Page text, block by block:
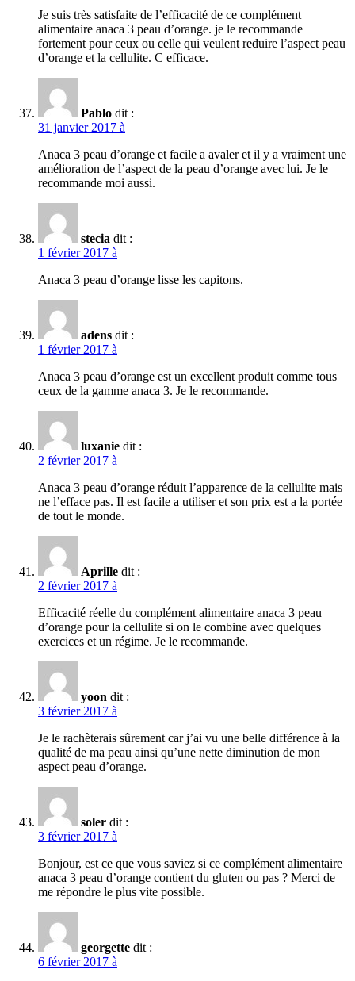
Je suis très satisfaite de l’efficacité de ce complément
alimentaire anaca 3 peau d’orange. je le recommande
fortement pour ceux ou celle qui veulent reduire l’aspect peau
d’orange et la cellulite. C efficace.
Pablo dit :
31 janvier 2017 à
Anaca 3 peau d’orange et facile a avaler et il y a vraiment une
amélioration de l’aspect de la peau d’orange avec lui. Je le
recommande moi aussi.
stecia dit :
1 février 2017 à
Anaca 3 peau d’orange lisse les capitons.
adens dit :
1 février 2017 à
Anaca 3 peau d’orange est un excellent produit comme tous
ceux de la gamme anaca 3. Je le recommande.
luxanie dit :
2 février 2017 à
Anaca 3 peau d’orange réduit l’apparence de la cellulite mais
ne l’efface pas. Il est facile a utiliser et son prix est a la portée
de tout le monde.
Aprille dit :
2 février 2017 à
Efficacité réelle du complément alimentaire anaca 3 peau
d’orange pour la cellulite si on le combine avec quelques
exercices et un régime. Je le recommande.
yoon dit :
3 février 2017 à
Je le rachèterais sûrement car j’ai vu une belle différence à la
qualité de ma peau ainsi qu’une nette diminution de mon
aspect peau d’orange.
soler dit :
3 février 2017 à
Bonjour, est ce que vous saviez si ce complément alimentaire
anaca 3 peau d’orange contient du gluten ou pas ? Merci de
me répondre le plus vite possible.
georgette dit :
6 février 2017 à